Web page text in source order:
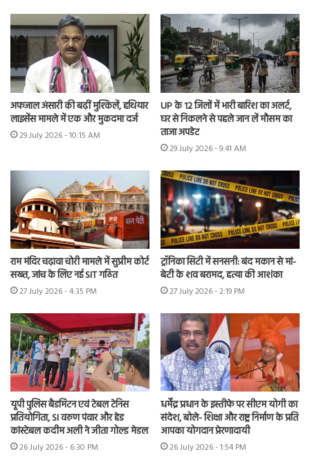
अफजाल अंसारी की बढ़ीं मुश्किलें, हथियार
लाइसेंस मामले में एक और मुकदमा दर्ज
29 July 2026 - 10:15 AM
UP के 12 जिलों में भारी बारिश का अलर्ट,
घर से निकलने से पहले जान लें मौसम का
ताजा अपडेट
29 July 2026 - 9:41 AM
राम मंदिर चढ़ावा चोरी मामले में सुप्रीम कोर्ट
सख्त, जांच के लिए नई SIT गठित
27 July 2026 - 4:35 PM
ट्रॉनिका सिटी में सनसनी: बंद मकान से मां-
बेटी के शव बरामद, हत्या की आशंका
27 July 2026 - 2:19 PM
यूपी पुलिस बैडमिंटन एवं टेबल टेनिस
प्रतियोगिता, SI वरुण पंवार और हेड
कांस्टेबल कदीम अली ने जीता गोल्ड मेडल
26 July 2026 - 6:30 PM
धर्मेंद्र प्रधान के इस्तीफे पर सीएम योगी का
संदेश, बोले- शिक्षा और राष्ट्र निर्माण के प्रति
आपका योगदान प्रेरणादायी
26 July 2026 - 1:54 PM